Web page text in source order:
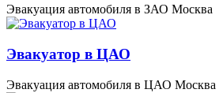
Эвакуация автомобиля в ЗАО Москва
Эвакуатор в ЦАО
Эвакуация автомобиля в ЦАО Москва